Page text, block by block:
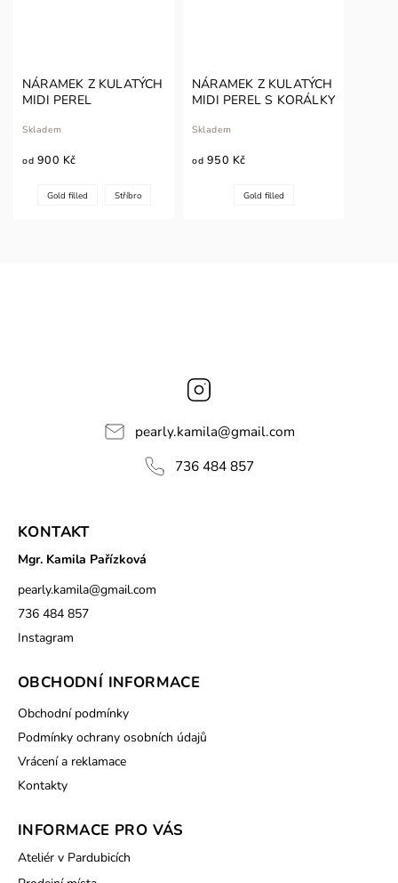
NÁRAMEK Z KULATÝCH
MIDI PEREL
Skladem
od 900 Kč
Gold filled Stříbro
NÁRAMEK Z KULATÝCH
MIDI PEREL S KORÁLKY
Skladem
od 950 Kč
Gold filled
pearly.kamila@gmail.com
736 484 857
KONTAKT
Mgr. Kamila Pařízková
pearly.kamila@gmail.com
736 484 857
Instagram
OBCHODNÍ INFORMACE
Obchodní podmínky
Podmínky ochrany osobních údajů
Vrácení a reklamace
Kontakty
INFORMACE PRO VÁS
Ateliér v Pardubicích